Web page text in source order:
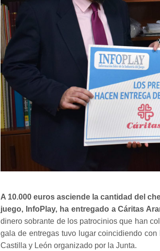
A 10.000 euros asciende la cantidad del
juego, InfoPlay, ha entregado a Cáritas
dinero sobrante de los patrocinios que han
gala de entregas tuvo lugar coincidiendo
Castilla y León organizado por la Junta.